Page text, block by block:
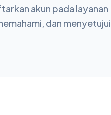
akun pada layanan
dan menyetujui